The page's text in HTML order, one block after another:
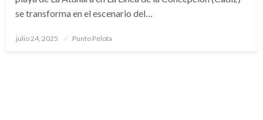
se transforma en el escenario del…
Publicado
julio 24, 2025 Punto Pelota